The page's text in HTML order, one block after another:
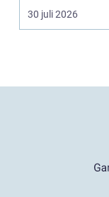
helhetsintrycket...
30 juli 2026